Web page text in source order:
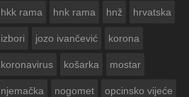
hkk rama hnk rama hnž hrvatska
izbori jozo ivančević korona
koronavirus košarka mostar
njemačka nogomet opcinsko vijeće